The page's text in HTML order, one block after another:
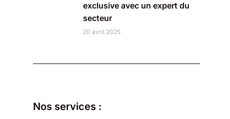
exclusive avec un expert du
secteur
20 avril 2025
Nos services :